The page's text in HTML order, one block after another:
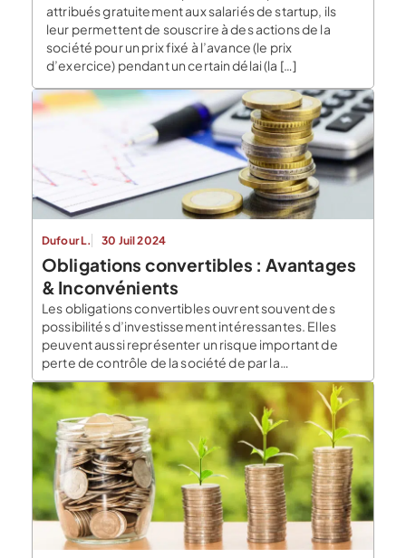
attribués gratuitement aux salariés de startup, ils
leur permettent de souscrire à des actions de la
société pour un prix fixé à l’avance (le prix
d’exercice) pendant un certain délai (la […]
Dufour L. 30 Juil 2024
Obligations convertibles : Avantages
& Inconvénients
Les obligations convertibles ouvrent souvent des
possibilités d’investissement intéressantes. Elles
peuvent aussi représenter un risque important de
perte de contrôle de la société de par la
méconnaissances de leur fonctionnement, des
prévisions ambitieuses ou démarches trop
hâtives. Les explications du blog du dirigeant.
Obligations convertibles : quels peuvent être les
avantages pour la société émettrice ? Ce […]